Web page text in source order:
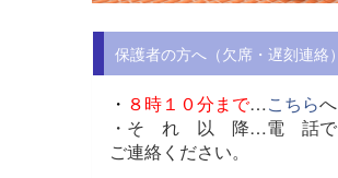
保護者の方へ（欠席・遅刻連絡）
・ ８時１０分まで…こちらへ
・そ れ 以 降…電 話で
ご連絡ください。